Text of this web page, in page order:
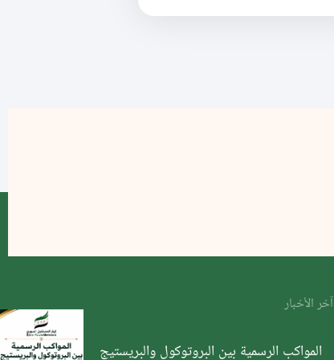
آخر الأخبار
المواكب الرسمية بين البروتوكول والبريستيج